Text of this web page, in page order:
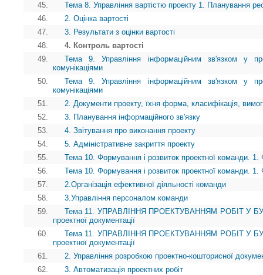
45.
Тема 8. Управління вартістю проекту 1. Планування
46.
2. Оцінка вартості
47.
3. Результати з оцінки вартості
48.
4. Контроль вартості
49.
Тема 9. Управління інформаційним зв'язком у
комунікаціями
50.
Тема 9. Управління інформаційним зв'язком у
комунікаціями
51.
2. Документи проекту, їхня форма, класифікація,
52.
3. Планування інформаційного зв'язку
53.
4. Звітування про виконання проекту
54.
5. Адміністративне закриття проекту
55.
Тема 10. Формування і розвиток проектної команди.
56.
Тема 10. Формування і розвиток проектної команди.
57.
2.Організація ефективної діяльності команди
58.
3.Управління персоналом команди
59.
Тема 11. УПРАВЛІННЯ ПРОЕКТУВАННЯМ РОБІТ У
проектної документації
60.
Тема 11. УПРАВЛІННЯ ПРОЕКТУВАННЯМ РОБІТ У
проектної документації
61.
2. Управління розробкою проектно-кошторисної
62.
3. Автоматизація проектних робіт